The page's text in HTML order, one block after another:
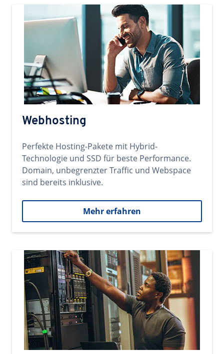
Webhosting
Perfekte Hosting-Pakete mit Hybrid-
Technologie und SSD für beste Performance.
Domain, unbegrenzter Traffic und Webspace
sind bereits inklusive.
Mehr erfahren